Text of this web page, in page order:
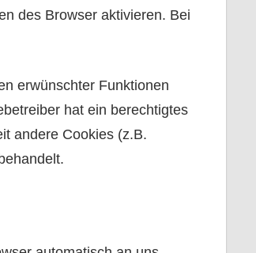
des Browser aktivieren. Bei
erwünschter Funktionen
hat ein berechtigtes
andere Cookies (z.B.